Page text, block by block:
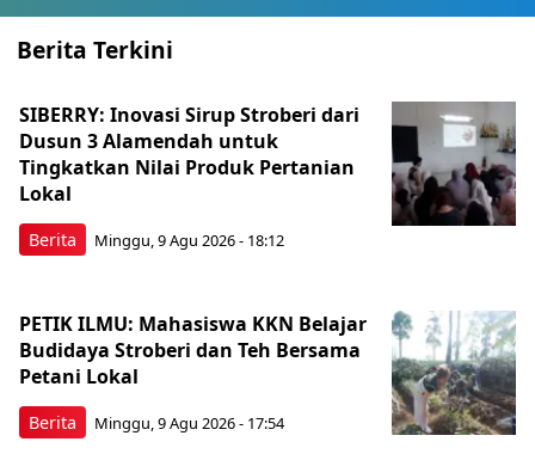
Berita Terkini
Berita
SIBERRY: Inovasi Sirup Stroberi dari
Dusun 3 Alamendah untuk
Tingkatkan Nilai Produk Pertanian
Lokal
Minggu, 9 Agu 2026 - 18:12
Berita
PETIK ILMU: Mahasiswa KKN Belajar
Budidaya Stroberi dan Teh Bersama
Petani Lokal
Minggu, 9 Agu 2026 - 17:54